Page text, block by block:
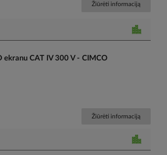
Žiūrėti informaciją
CAT IV 300 V - CIMCO
Žiūrėti informaciją